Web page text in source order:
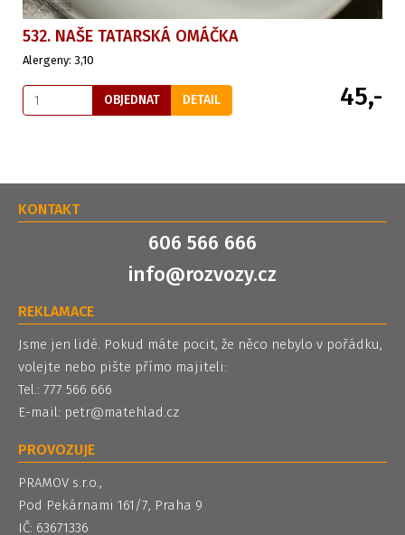
532. NAŠE TATARSKÁ OMÁČKA
Alergeny: 3,10
OBJEDNAT DETAIL 45,-
KONTAKT
606 566 666
info@rozvozy.cz
REKLAMACE
Jsme jen lidé. Pokud máte pocit, že něco nebylo v pořádku,
volejte nebo pište přímo majiteli:
Tel.: 777 566 666
E-mail: petr@matehlad.cz
PROVOZUJE
PRAMOV s.r.o.,
Pod Pekárnami 161/7, Praha 9
IČ: 63671336